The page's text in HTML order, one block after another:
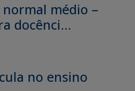
médio –
docênci...
no ensino